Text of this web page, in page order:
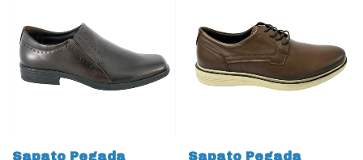
Sapato Pegada
Sapato Pegada